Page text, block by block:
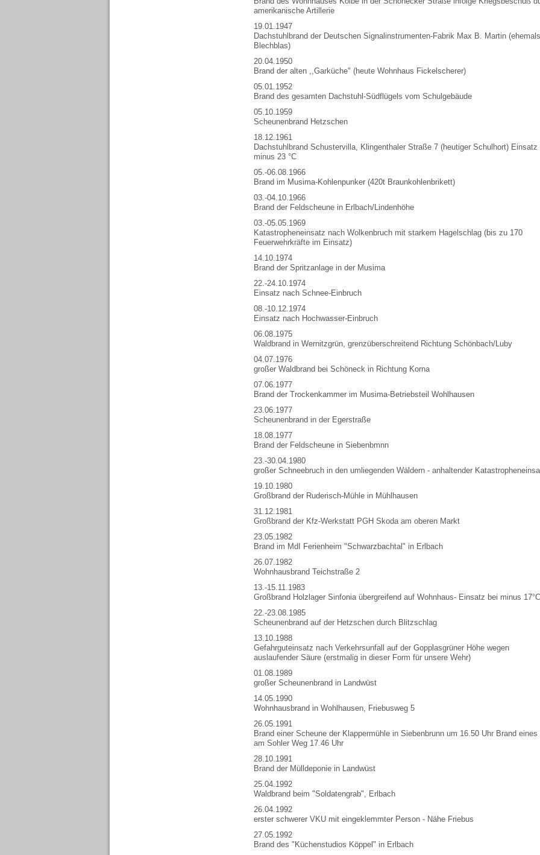
amerikanische Artillerie
19.01.1947
Dachstuhlbrand der Deutschen Signalinstrumenten-Fabrik Max B. Martin (ehemals
Blechblas)
20.04.1950
Brand der alten ,,Garküche" (heute Wohnhaus Fickelscherer)
05.01.1952
Brand des gesamten Dachstuhl-Südflügels vom Schulgebäude
05.10.1959
Scheunenbrand Hetzschen
18.12.1961
Dachstuhlbrand Schustervilla, Klingenthaler Straße 7 (heutiger Schulhort) Einsatz
minus 23 °C
05.-06.08.1966
Brand im Musima-Kohlenpunker (420t Braunkohlenbrikett)
03.-04.10.1966
Brand der Feldscheune in Erlbach/Lindenhöhe
03.-05.05.1969
Katastropheneinsatz nach Wolkenbruch mit starkem Hagelschlag (bis zu 170
Feuerwehrkräfte im Einsatz)
14.10.1974
Brand der Spritzanlage in der Musima
22.-24.10.1974
Einsatz nach Schnee-Einbruch
08.-10.12.1974
Einsatz nach Hochwasser-Einbruch
06.08.1975
Waldbrand in Wernitzgrün, grenzüberschreitend Richtung Schönbach/Luby
04.07.1976
großer Waldbrand bei Schöneck in Richtung Korna
07.06.1977
Brand der Trockenkammer im Musima-Betriebsteil Wohlhausen
23.06.1977
Scheunenbrand in der Egerstraße
18.08.1977
Brand der Feldscheune in Siebenbmnn
23.-30.04.1980
großer Schneebruch in den umliegenden Wäldern - anhaltender
19.10.1980
Großbrand der Ruderisch-Mühle in Mühlhausen
31.12.1981
Großbrand der Kfz-Werkstatt PGH Skoda am oberen Markt
23.05.1982
Brand im MdI Ferienheim "Schwarzbachtal" in Erlbach
26.07.1982
Wohnhausbrand Teichstraße 2
13.-15.11.1983
Großbrand Holzlager Sinfonia übergreifend auf Wohnhaus- Einsatz bei minus 17°C
22.-23.08.1985
Scheunenbrand auf der Hetzschen durch Blitzschlag
13.10.1988
Gefahrguteinsatz nach Verkehrsunfall auf der Gopplasgrüner Höhe wegen
auslaufender Säure (erstmalig in dieser Form für unsere Wehr)
01.08.1989
großer Scheunenbrand in Landwüst
14.05.1990
Wohnhausbrand in Wohlhausen, Friebusweg 5
26.05.1991
Brand einer Scheune der Klappermühle in Siebenbrunn um 16.50 Uhr Brand eines
am Sohler Weg 17.46 Uhr
28.10.1991
Brand der Mülldeponie in Landwüst
25.04.1992
Waldbrand beim "Soldatengrab", Erlbach
26.04.1992
erster schwerer VKU mit eingeklemmter Person - Nähe Friebus
27.05.1992
Brand des "Küchenstudios Köppel" in Erlbach